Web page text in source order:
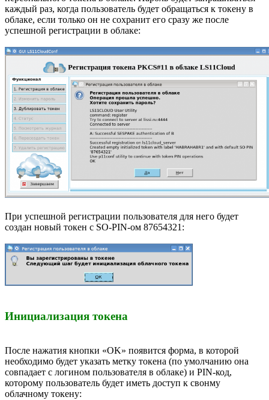
каждый раз, когда пользователь будет обращаться к токену в
облаке, если только он не сохранит его сразу же после
успешной регистрации в облаке:
При успешной регистрации пользователя для него будет
создан новый токен с SO-PIN-ом 87654321:
Инициализация токена
После нажатия кнопки «OK» появится форма, в которой
необходимо будет указать метку токена (по умолчанию она
совпадает с логином пользователя в облаке) и PIN-код,
которому пользователь будет иметь доступ к свонму
облачному токену: